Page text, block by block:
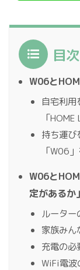
目次
W06と
自宅利
「
持ち運び
「W06
W06と
定があるか
ルーター
家族みん
充電の必
WiFi電波